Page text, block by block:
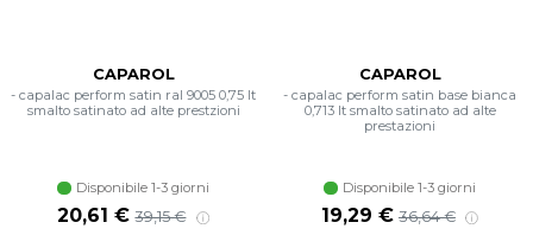
CAPAROL
- capalac perform satin ral 9005 0,75 lt
smalto satinato ad alte prestzioni
Disponibile 1-3 giorni
20,61 € 39,15 €
CAPAROL
- capalac perform satin base bianca
0,713 lt smalto satinato ad alte
prestazioni
Disponibile 1-3 giorni
19,29 € 36,64 €